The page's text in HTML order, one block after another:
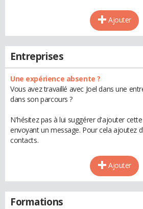
Ajouter
Entreprises
Une expérience absente ?
Vous avez travaillé avec Joel dans une
dans son parcours ?
N'hésitez pas à lui suggérer d'ajouter
envoyant un message. Pour cela ajoutez
contacts.
Ajouter
Formations